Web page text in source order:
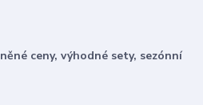
ceny, výhodné sety, sezónní